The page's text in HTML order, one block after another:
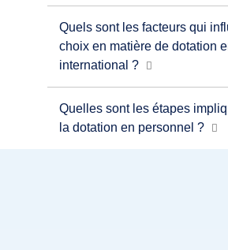
Quels sont les facteurs qui
choix en matière de dotation
international ?
Quelles sont les étapes
la dotation en personnel ?